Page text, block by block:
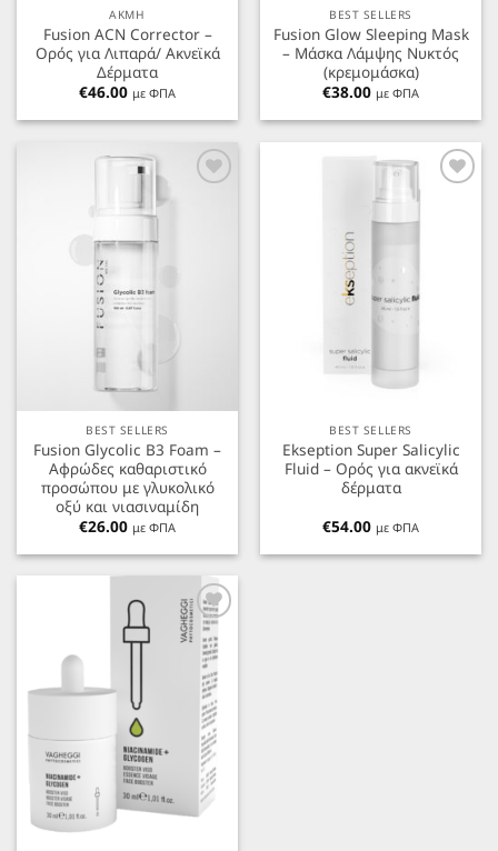
ΑΚΜΗ
Fusion ACN Corrector –
Ορός για Λιπαρά/ Ακνεϊκά
Δέρματα
€46.00 με ΦΠΑ
BEST SELLERS
Fusion Glow Sleeping Mask
– Μάσκα Λάμψης Νυκτός
(κρεμομάσκα)
€38.00 με ΦΠΑ
Προσθήκη
Αγαπημένα
BEST SELLERS
Fusion Glycolic B3 Foam –
Αφρώδες καθαριστικό
προσώπου με γλυκολικό
οξύ και νιασιναμίδη
€26.00 με ΦΠΑ
Προσθήκη
Αγαπημένα
BEST SELLERS
Ekseption Super Salicylic
Fluid – Ορός για ακνεϊκά
δέρματα
€54.00 με ΦΠΑ
Προσθήκη
στα
Αγαπημένα